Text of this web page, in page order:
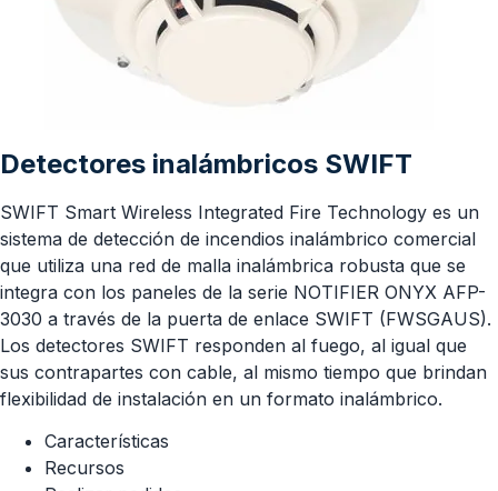
Detectores inalámbricos SWIFT
SWIFT Smart Wireless Integrated Fire Technology es un
sistema de detección de incendios inalámbrico comercial
que utiliza una red de malla inalámbrica robusta que se
integra con los paneles de la serie NOTIFIER ONYX AFP-
3030 a través de la puerta de enlace SWIFT (FWSGAUS).
Los detectores SWIFT responden al fuego, al igual que
sus contrapartes con cable, al mismo tiempo que brindan
flexibilidad de instalación en un formato inalámbrico.
Características
Recursos